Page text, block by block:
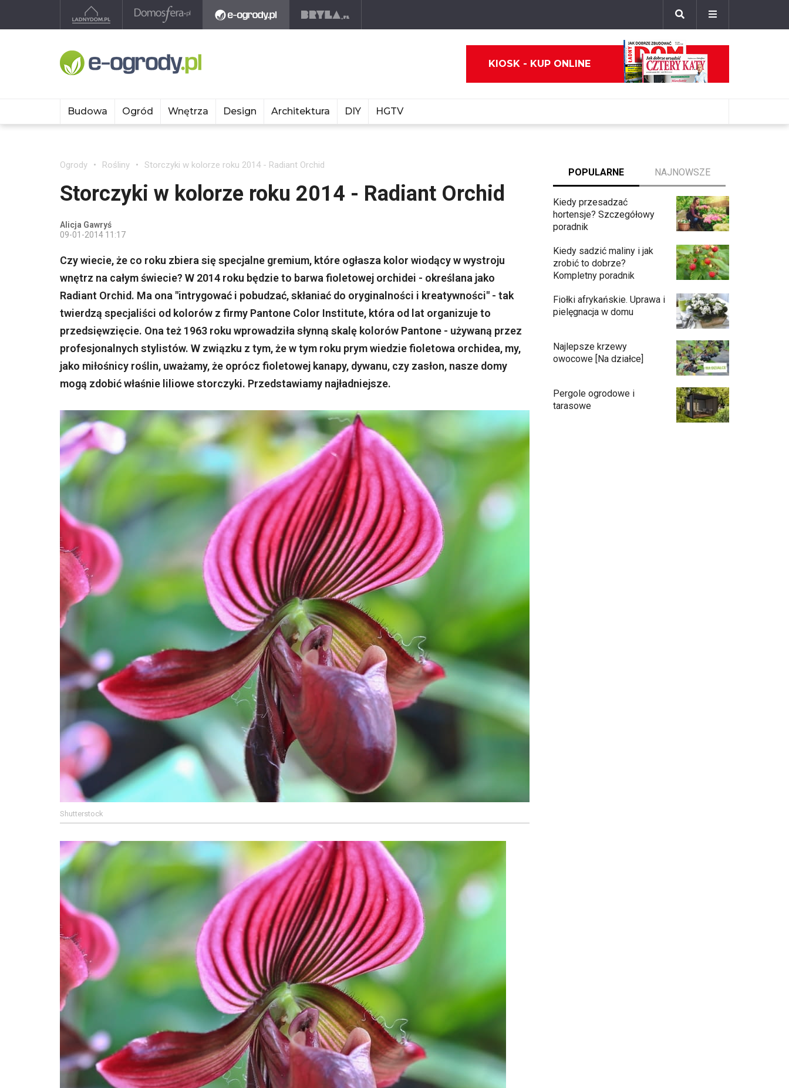
KIOSK - KUP ONLINE
Budowa Ogród Wnętrza Design Architektura DIY HGTV
Ogrody Rośliny Storczyki w kolorze roku 2014 - Radiant Orchid
Storczyki w kolorze roku 2014 - Radiant Orchid
Alicja Gawryś
09-01-2014 11:17
Czy wiecie, że co roku zbiera się specjalne gremium, które ogłasza kolor wiodący w wystroju
wnętrz na całym świecie? W 2014 roku będzie to barwa fioletowej orchidei - określana jako
Radiant Orchid. Ma ona "intrygować i pobudzać, skłaniać do oryginalności i kreatywności" - tak
twierdzą specjaliści od kolorów z firmy Pantone Color Institute, która od lat organizuje to
przedsięwzięcie. Ona też 1963 roku wprowadziła słynną skalę kolorów Pantone - używaną przez
profesjonalnych stylistów. W związku z tym, że w tym roku prym wiedzie fioletowa orchidea, my,
jako miłośnicy roślin, uważamy, że oprócz fioletowej kanapy, dywanu, czy zasłon, nasze domy
mogą zdobić właśnie liliowe storczyki. Przedstawiamy najładniejsze.
Shutterstock
POPULARNE NAJNOWSZE
Kiedy przesadzać
hortensje? Szczegółowy
poradnik
Kiedy sadzić maliny i jak
zrobić to dobrze?
Kompletny poradnik
Fiołki afrykańskie. Uprawa i
pielęgnacja w domu
Najlepsze krzewy
owocowe [Na działce]
Pergole ogrodowe i
tarasowe